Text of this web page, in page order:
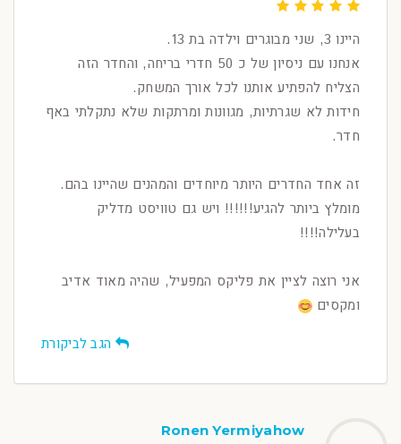
היינו 3, שני מבוגרים וילדה בת 13.
אנחנו עם ניסיון של כ 50 חדרי בריחה, והחדר הזה
הצליח להפתיע אותנו לכל אורך המשחק.
חידות לא שגרתיות, מגוונות ומרתקות שלא נתקלתי באף
חדר.
זה אחד החדרים היותר מיוחדים והמהנים שהיינו בהם.
מומלץ ביותר להגיע!!!!!! ויש גם טוויסט מדליק
בעלילה!!!!
אני רוצה לציין את פליקס המפעיל, שהיה מאוד אדיב
ומקסים
הגב לביקורת
Ronen Yermiyahow